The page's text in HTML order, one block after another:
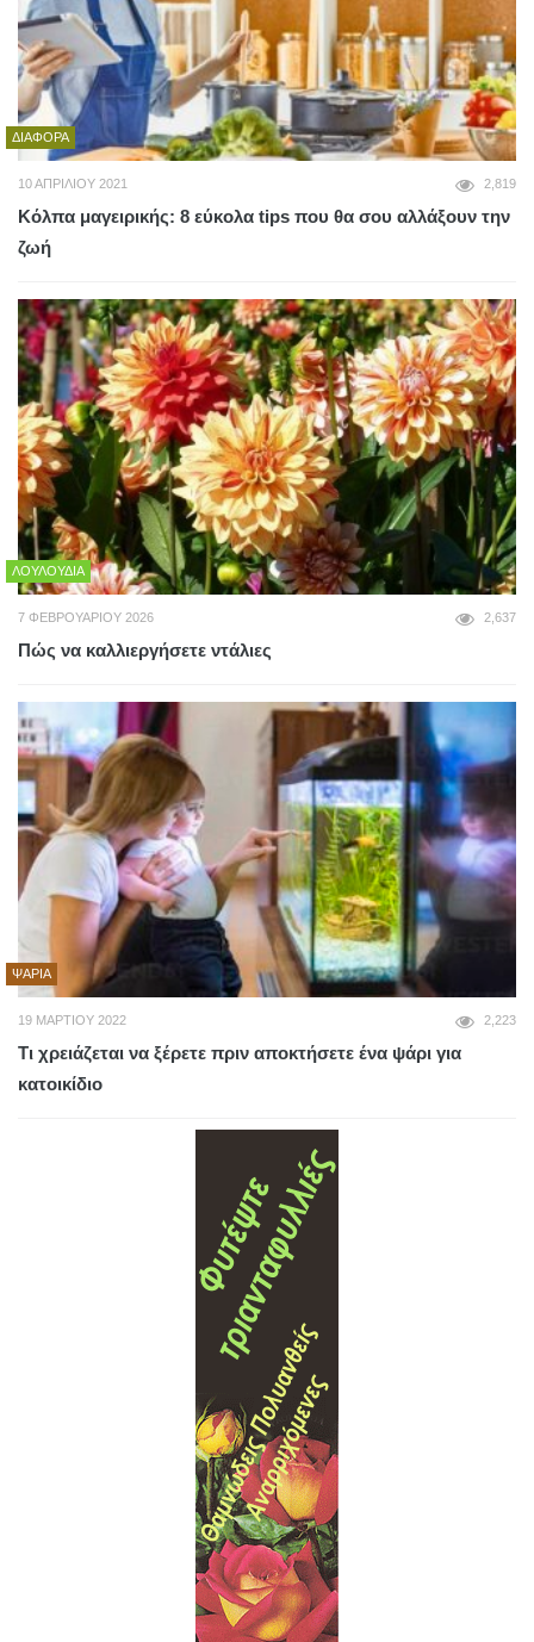
ΔΙΆΦΟΡΑ
10 ΑΠΡΙΛΊΟΥ 2021 2,819
Κόλπα μαγειρικής: 8 εύκολα tips που θα σου αλλάξουν την
ζωή
ΛΟΥΛΟΎΔΙΑ
7 ΦΕΒΡΟΥΑΡΊΟΥ 2026 2,637
Πώς να καλλιεργήσετε ντάλιες
ΨΆΡΙΑ
19 ΜΑΡΤΊΟΥ 2022 2,223
Τι χρειάζεται να ξέρετε πριν αποκτήσετε ένα ψάρι για
κατοικίδιο